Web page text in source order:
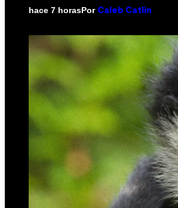
hace 7 horasPor Caleb Catlin